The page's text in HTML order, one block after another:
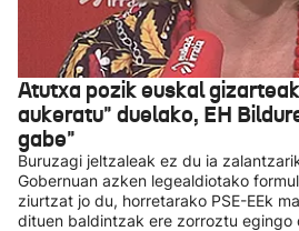
Atutxa pozik euskal
aukeratu" duelako, EH
gabe"
Buruzagi jeltzaleak ez du ia
Gobernuan azken legealdiotako
ziurtzat jo du, horretarako PSE-EEk
dituen baldintzak ere zorroztu egingo